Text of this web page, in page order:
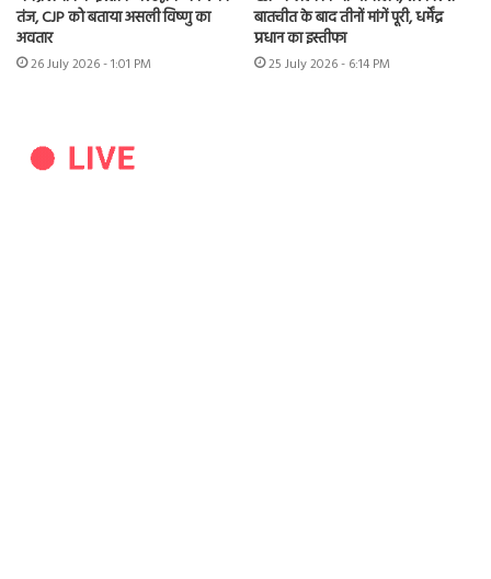
तंज, CJP को बताया असली विष्णु का
अवतार
26 July 2026 - 1:01 PM
बातचीत के बाद तीनों मांगें पूरी, धर्मेंद्र
प्रधान का इस्तीफा
25 July 2026 - 6:14 PM